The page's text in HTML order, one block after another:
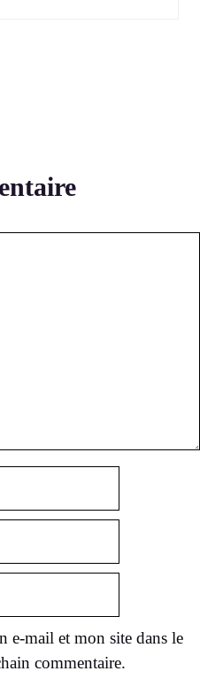
e-mail et mon site dans le
commentaire.